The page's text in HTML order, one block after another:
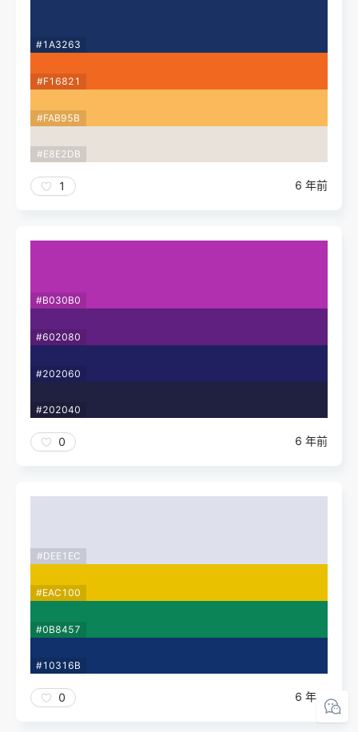
#1A3263
#F16821
#FAB95B
#E8E2DB
1 6 年前
#B030B0
#602080
#202060
#202040
0 6 年前
#DEE1EC
#EAC100
#0B8457
#10316B
0 6 年前